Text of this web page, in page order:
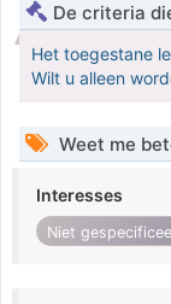
De criteria
Het toegestane
Wilt u alleen
Weet me
Interesses
Niet